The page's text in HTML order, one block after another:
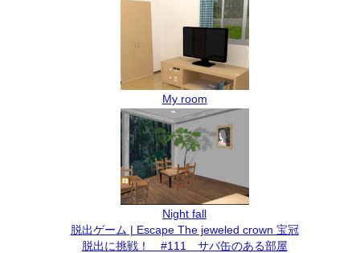
My room
Night fall
脱出ゲーム | Escape The jeweled crown 宝冠
脱出に挑戦！ #111 サバ缶のある部屋